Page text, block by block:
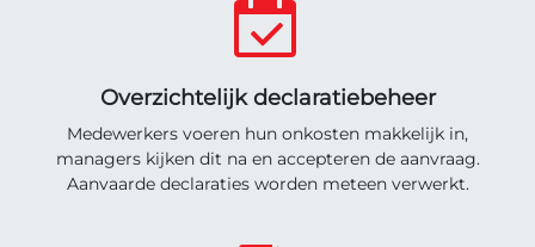
Overzichtelijk declaratiebeheer
Medewerkers voeren hun onkosten makkelijk in,
managers kijken dit na en accepteren de aanvraag.
Aanvaarde declaraties worden meteen verwerkt.